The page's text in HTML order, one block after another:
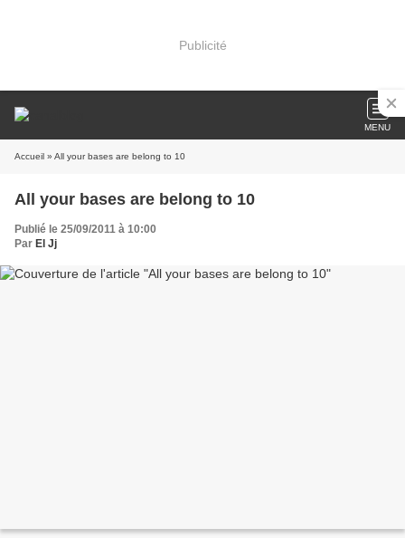
Publicité
MENU
Accueil » All your bases are belong to 10
All your bases are belong to 10
Publié le 25/09/2011 à 10:00
Par El Jj